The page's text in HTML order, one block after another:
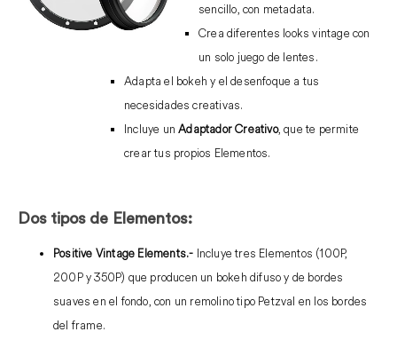
sencillo, con metadata.
Crea diferentes looks vintage con
un solo juego de lentes.
Adapta el bokeh y el desenfoque a tus
necesidades creativas.
Incluye unAdaptador Creativo, que te permite
crear tus propios Elementos.
Dos tipos de Elementos:
Positive Vintage Elements.- Incluye tres Elementos (100P,
200P y 350P) que producen un bokeh difuso y de bordes
suaves en el fondo, con un remolino tipo Petzval en los bordes
del frame.